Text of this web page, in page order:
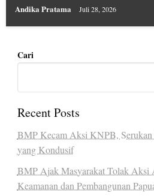
Andika Pratama Juli 28, 2026
Cari
Recent Posts
BMP Kecam Aksi KNPB, Serukan
yang Kondusif
BMP Ajak Masyarakat Tolak Aksi
Keamanan dan Pembangunan